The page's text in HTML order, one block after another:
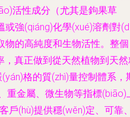
活性成分（尤其是鉤果草
強(qiáng)化學(xué)溶劑對
物的高純度和生物活性。整個
，真正做到從天然植物到天
格的質(zhì)量控制體系，
重金屬、微生物等指標(biāo)
戶(hù)提供穩(wěn)定、可靠